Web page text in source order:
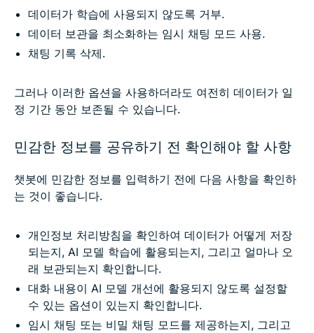
데이터가 학습에 사용되지 않도록 거부.
데이터 보관을 최소화하는 임시 채팅 모드 사용.
채팅 기록 삭제.
그러나 이러한 옵션을 사용하더라도 여전히 데이터가 일
정 기간 동안 보존될 수 있습니다.
민감한 정보를 공유하기 전 확인해야 할 사항
챗봇에 민감한 정보를 입력하기 전에 다음 사항을 확인하
는 것이 좋습니다.
개인정보 처리방침을 확인하여 데이터가 어떻게 저장
되는지, AI 모델 학습에 활용되는지, 그리고 얼마나 오
래 보관되는지 확인합니다.
대화 내용이 AI 모델 개선에 활용되지 않도록 설정할
수 있는 옵션이 있는지 확인합니다.
임시 채팅 또는 비밀 채팅 모드를 제공하는지, 그리고